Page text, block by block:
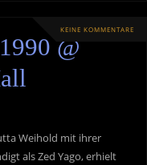
KEINE KOMMENTARE
@
Weihold mit ihrer
als Zed Yago, erhielt